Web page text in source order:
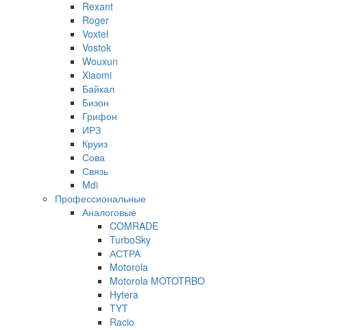
Rexant
Roger
Voxtel
Vostok
Wouxun
Xiaomi
Байкал
Бизон
Грифон
ИРЗ
Круиз
Сова
Связь
Mdi
Профессиональные
Аналоговые
COMRADE
TurboSky
АСТРА
Motorola
Motorola MOTOTRBO
Hytera
TYT
Racio